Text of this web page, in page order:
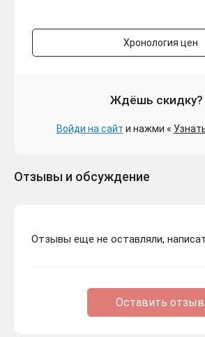
Хронология цен
Ждёшь скидку?
Войди на сайт и нажми «
Отзывы и обсуждение
Отзывы еще не оставляли,
Оставить отзыв